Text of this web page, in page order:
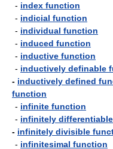
- index function
- indicial function
- individual function
- induced function
- inductive function
- inductively definable
- inductively defined
function
- infinite function
- infinitely
- infinitely divisible
- infinitesimal function